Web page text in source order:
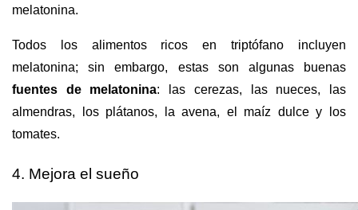
melatonina.
Todos los alimentos ricos en triptófano incluyen
melatonina; sin embargo, estas son algunas buenas
fuentes de melatonina: las cerezas, las nueces, las
almendras, los plátanos, la avena, el maíz dulce y los
tomates.
4. Mejora el sueño